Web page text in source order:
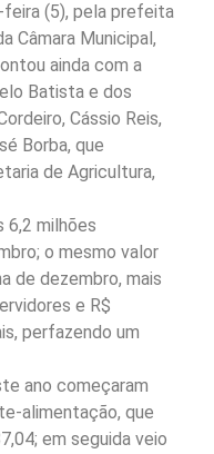
(5), pela prefeita
Câmara Municipal,
ainda com a
Batista e dos
Cássio Reis,
Borba, que
de Agricultura,
6,2 milhões
o mesmo valor
de dezembro, mais
e R$
perfazendo um
ano começaram
alimentação, que
em seguida veio